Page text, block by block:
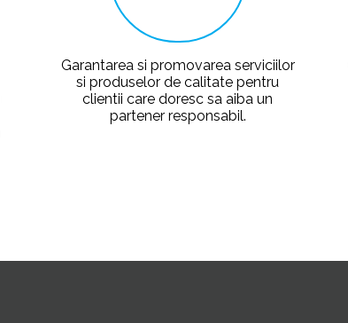
Garantarea si promovarea serviciilor
si produselor de calitate pentru
clientii care doresc sa aiba un
partener responsabil.